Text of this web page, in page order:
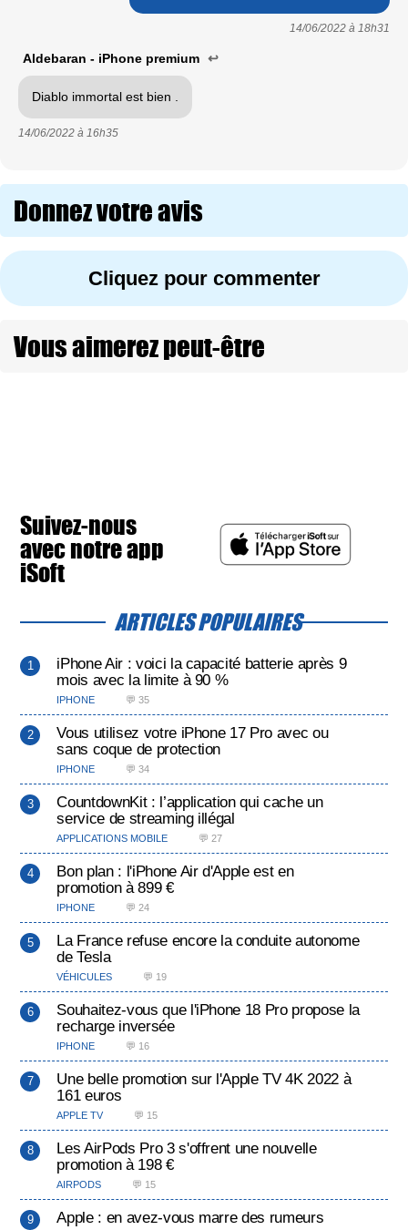
14/06/2022 à 18h31
Aldebaran - iPhone premium ↩
Diablo immortal est bien .
14/06/2022 à 16h35
Donnez votre avis
Cliquez pour commenter
Vous aimerez peut-être
Suivez-nous
avec notre app
iSoft
ARTICLES POPULAIRES
iPhone Air : voici la capacité batterie après 9
mois avec la limite à 90 %
IPHONE 💬 35
Vous utilisez votre iPhone 17 Pro avec ou
sans coque de protection
IPHONE 💬 34
CountdownKit : l’application qui cache un
service de streaming illégal
APPLICATIONS MOBILE 💬 27
Bon plan : l'iPhone Air d'Apple est en
promotion à 899 €
IPHONE 💬 24
La France refuse encore la conduite autonome
de Tesla
VÉHICULES 💬 19
Souhaitez-vous que l'iPhone 18 Pro propose la
recharge inversée
IPHONE 💬 16
Une belle promotion sur l'Apple TV 4K 2022 à
161 euros
APPLE TV 💬 15
Les AirPods Pro 3 s'offrent une nouvelle
promotion à 198 €
AIRPODS 💬 15
Apple : en avez-vous marre des rumeurs